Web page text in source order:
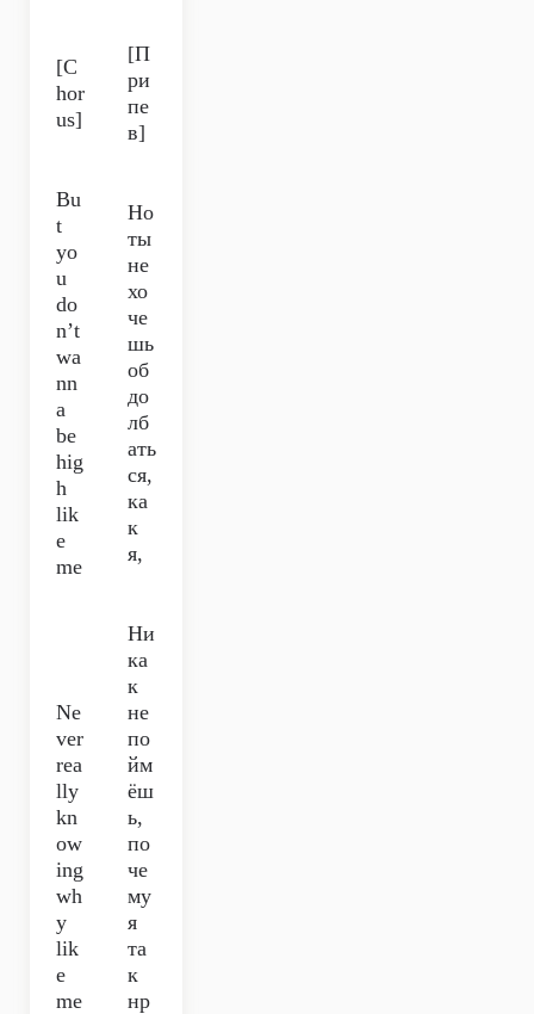
[C
hor
us]
[П
ри
пе
в]
Bu
t
yo
u
do
n’t
wa
nn
a
be
hig
h
lik
e
me
Но
ты
не
хо
че
шь
об
до
лб
ать
ся,
ка
к
я,
Ne
ver
rea
lly
kn
ow
ing
wh
y
lik
e
me
Ни
ка
к
не
по
йм
ёш
ь,
по
че
му
я
та
к
нр